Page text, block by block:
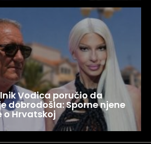
Vodica poručio da
dobrodošla: Sporne njene
o Hrvatskoj